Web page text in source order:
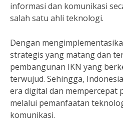
informasi dan komunikasi
salah satu ahli teknologi.
Dengan
strategis yang matang dan
pembangunan IKN yang
terwujud. Sehingga,
era digital dan mempercepat
melalui pemanfaatan
komunikasi.